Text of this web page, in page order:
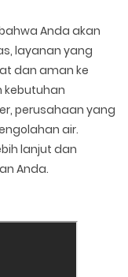
Anda akan
layanan yang
dan aman ke
kebutuhan
perusahaan yang
air.
lanjut dan
Anda.